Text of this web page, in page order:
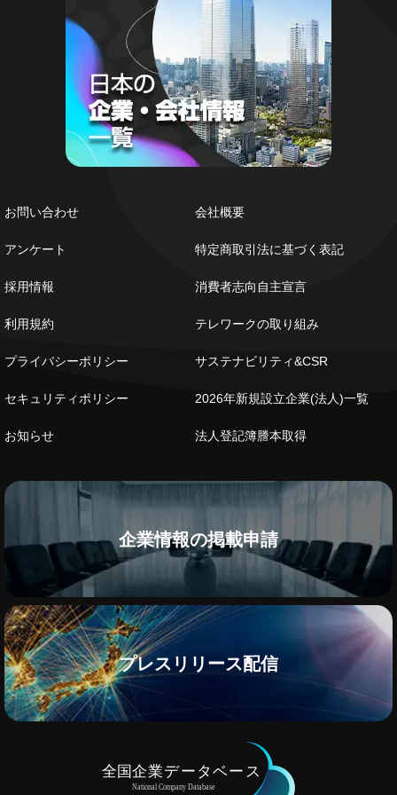
お問い合わせ
アンケート
採用情報
利用規約
プライバシーポリシー
セキュリティポリシー
お知らせ
会社概要
特定商取引法に基づく表記
消費者志向自主宣言
テレワークの取り組み
サステナビリティ&CSR
2026年新規設立企業(法人)一覧
法人登記簿謄本取得
企業情報の掲載申請
プレスリリース配信